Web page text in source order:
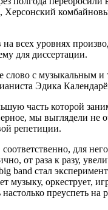
Херсонский
всех уровнях
для диссертации.
с музыкальным и
Эдика
часть которой
мы выглядели
репетиции.
для
от раза к разу,
band стал
оркеструет,
преуспеть на